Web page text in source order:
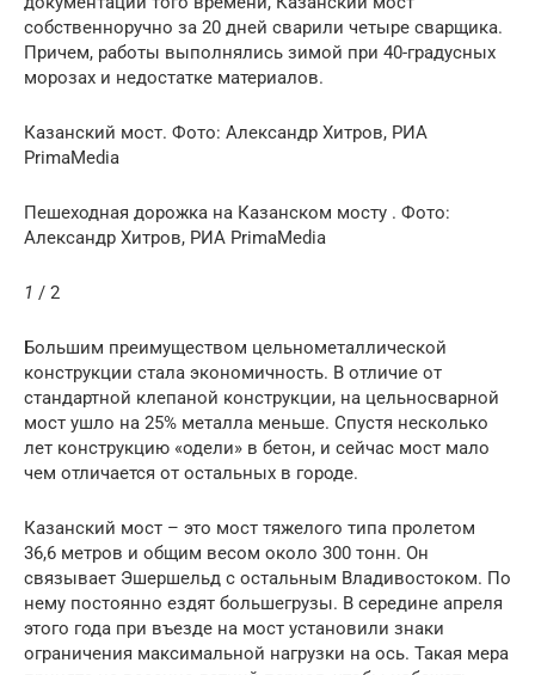
собственноручно за 20 дней сварили четыре сварщика.
Причем, работы выполнялись зимой при 40-градусных
морозах и недостатке материалов.
Казанский мост. Фото: Александр Хитров, РИА
PrimaMedia
Пешеходная дорожка на Казанском мосту . Фото:
Александр Хитров, РИА PrimaMedia
1 / 2
Большим преимуществом цельнометаллической
конструкции стала экономичность. В отличие от
стандартной клепаной конструкции, на цельносварной
мост ушло на 25% металла меньше. Спустя несколько
лет конструкцию «одели» в бетон, и сейчас мост мало
чем отличается от остальных в городе.
Казанский мост – это мост тяжелого типа пролетом
36,6 метров и общим весом около 300 тонн. Он
связывает Эшершельд с остальным Владивостоком. По
нему постоянно ездят большегрузы. В середине апреля
этого года при въезде на мост установили знаки
ограничения максимальной нагрузки на ось. Такая мера